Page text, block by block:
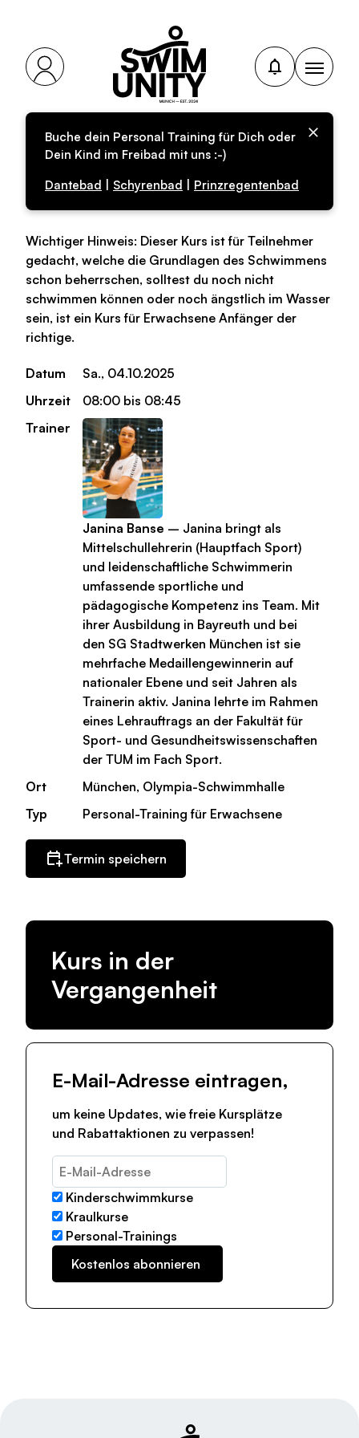
Buche dein Personal Training für Dich oder
Dein Kind im Freibad mit uns :-)
Dantebad
Schyrenbad Prinzregentenbad
Personal-Training für
Erwachsene
Wichtiger Hinweis: Dieser Kurs ist für Teilnehmer
gedacht, welche die Grundlagen des Schwimmens
schon beherrschen, solltest du noch nicht
schwimmen können oder noch ängstlich im Wasser
sein, ist ein Kurs für Erwachsene Anfänger der
richtige.
Datum
Sa., 04.10.2025
Uhrzeit
08:00 bis 08:45
Trainer
Janina Banse – Janina bringt als
Mittelschullehrerin (Hauptfach Sport)
und leidenschaftliche Schwimmerin
umfassende sportliche und
pädagogische Kompetenz ins Team. Mit
ihrer Ausbildung in Bayreuth und bei
den SG Stadtwerken München ist sie
mehrfache Medaillengewinnerin auf
nationaler Ebene und seit Jahren als
Trainerin aktiv. Janina lehrte im Rahmen
eines Lehrauftrags an der Fakultät für
Sport- und Gesundheitswissenschaften
der TUM im Fach Sport.
Ort
München, Olympia-Schwimmhalle
Typ
Personal-Training für Erwachsene
Termin speichern
Kurs in der
Vergangenheit
E-Mail-Adresse eintragen,
um keine Updates, wie freie Kursplätze
und Rabattaktionen zu verpassen!
Kinderschwimmkurse
Kraulkurse
Personal-Trainings